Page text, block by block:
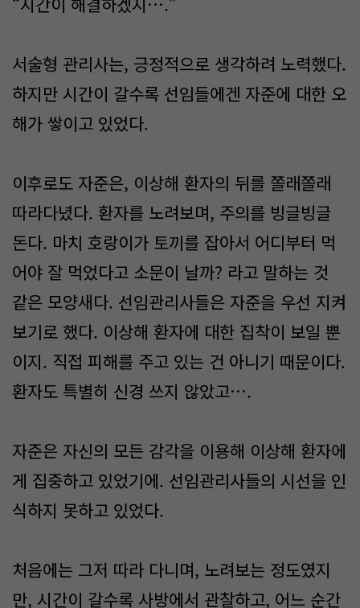
서술형 관리사는, 긍정적으로 생각하려 노력했다.
하지만 시간이 갈수록 선임들에겐 자준에 대한 오
해가 쌓이고 있었다.
이후로도 자준은, 이상해 환자의 뒤를 쫄래쫄래
따라다녔다. 환자를 노려보며, 주의를 빙글빙글
돈다. 마치 호랑이가 토끼를 잡아서 어디부터 먹
어야 잘 먹었다고 소문이 날까? 라고 말하는 것
같은 모양새다. 선임관리사들은 자준을 우선 지켜
보기로 했다. 이상해 환자에 대한 집착이 보일 뿐
이지. 직접 피해를 주고 있는 건 아니기 때문이다.
환자도 특별히 신경 쓰지 않았고….
자준은 자신의 모든 감각을 이용해 이상해 환자에
게 집중하고 있었기에. 선임관리사들의 시선을 인
식하지 못하고 있었다.
처음에는 그저 따라 다니며, 노려보는 정도였지
만, 시간이 갈수록 사방에서 관찰하고, 어느 순간